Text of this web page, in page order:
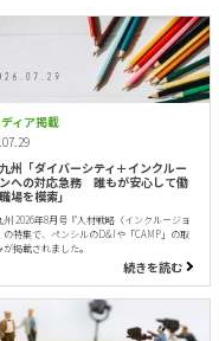
ディア掲載
州「ダイバーシティ＋インクルー
への対応急務 誰もが安心して働
場を模索」
州 2026年8月号『人材戦略（インクルージョ
の特集で、ペンシルのD&Iや「CAMP」の取
が掲載されました。
続きを読む